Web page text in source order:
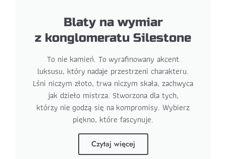
Blaty na wymiar
z konglomeratu Silestone
To nie kamień. To wyrafinowany akcent
luksusu, który nadaje przestrzeni charakteru.
Lśni niczym złoto, trwa niczym skała, zachwyca
jak dzieło mistrza. Stworzona dla tych,
którzy nie godzą się na kompromisy. Wybierz
piękno, które fascynuje.
Czytaj więcej